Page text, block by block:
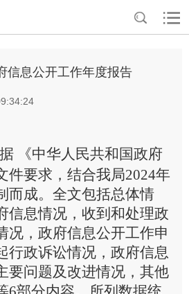
公开
部门政府信
信息公开工作年度报告
《中华人民共和国政府
件要求， 结合我局2024年
而成。全文包括总体情
信息情况，收到和处理政
况，政府信息公开工作申
行政诉讼情况，政府信息
要问题及改进情况，其他